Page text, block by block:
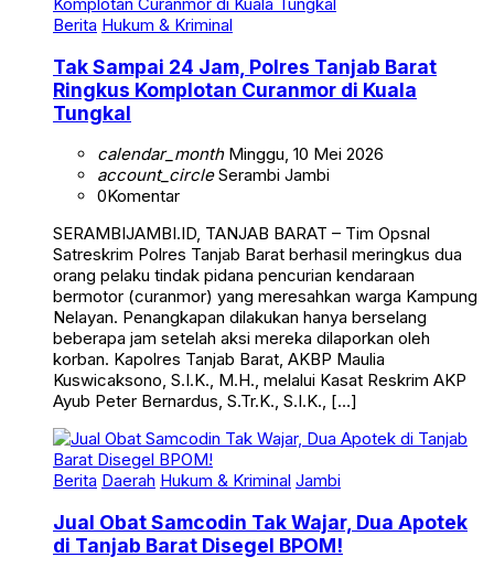
Berita Hukum & Kriminal
Tak Sampai 24 Jam, Polres Tanjab Barat
Ringkus Komplotan Curanmor di Kuala
Tungkal
calendar_monthMinggu, 10 Mei 2026
account_circleSerambi Jambi
0Komentar
SERAMBIJAMBI.ID, TANJAB BARAT – Tim Opsnal
Satreskrim Polres Tanjab Barat berhasil meringkus dua
orang pelaku tindak pidana pencurian kendaraan
bermotor (curanmor) yang meresahkan warga Kampung
Nelayan. Penangkapan dilakukan hanya berselang
beberapa jam setelah aksi mereka dilaporkan oleh
korban. Kapolres Tanjab Barat, AKBP Maulia
Kuswicaksono, S.I.K., M.H., melalui Kasat Reskrim AKP
Ayub Peter Bernardus, S.Tr.K., S.I.K., […]
Berita Daerah Hukum & Kriminal Jambi
Jual Obat Samcodin Tak Wajar, Dua Apotek
di Tanjab Barat Disegel BPOM!